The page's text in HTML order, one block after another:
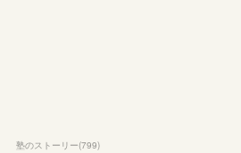
塾のストーリー(799)